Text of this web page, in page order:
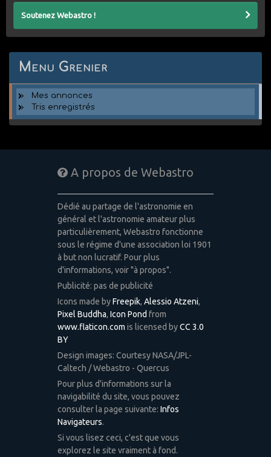
Soutenez Webastro !
Menu Grenier
Mes annonces
Tris enregistrés
A propos de Webastro
Dédié au partage de l'astronomie en
général et l'astronomie amateur plus
particulièrement, Webastro fonctionne
sous le régime d'une association loi 1901
à but non lucratif. Pour plus
d'informations, voir "à propos".
Publicité: pas de publicité
Icons made byFreepik, Alessio Atzeni,
Pixel Buddha, Icon Pond from
www.flaticon.com is licensed byCC 3.0
BY
Design images: Courtesy NASA/JPL-
Caltech / Webastro - Quercus
Pour plus d'informations sur la
navigabilité du site, vous pouvez
consulter la page suivante: Infos
Navigateurs.
Si vous lisez ceci, c'est que vous
explorez le site vraiment à fond.